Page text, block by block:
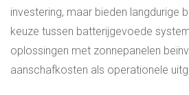
investering, maar bieden langdurige
keuze tussen batterijgevoede
oplossingen met zonnepanelen
aanschafkosten als operationele